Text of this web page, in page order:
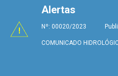
Alertas
Nº: 00020/2023
COMUNICADO